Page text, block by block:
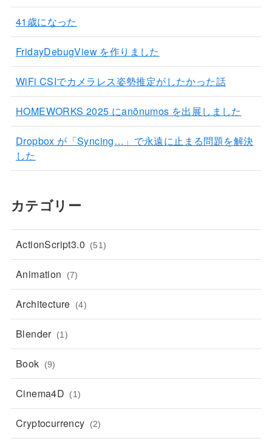
41歳になった
FridayDebugView を作りました
WiFi CSIでカメラレス姿勢推定がしたかった話
HOMEWORKS 2025 にanōnumos を出展しました
Dropbox が「Syncing…」で永遠に止まる問題を解決
した
カテゴリー
ActionScript3.0 (51)
Animation (7)
Architecture (4)
Blender (1)
Book (9)
Cinema4D (1)
Cryptocurrency (2)